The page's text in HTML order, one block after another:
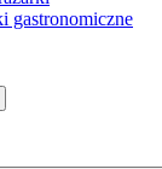
gastronomiczne